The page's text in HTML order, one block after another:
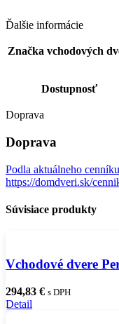
Ďalšie informácie
Značka vchodových
Dostupnosť
Doprava
Doprava
Podla aktuálneho
https://domdveri.sk/
Súvisiace produkty
Vchodové dvere
294,83 € s DPH
Detail